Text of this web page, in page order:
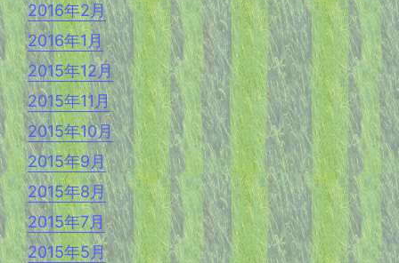
2016年2月
2016年1月
2015年12月
2015年11月
2015年10月
2015年9月
2015年8月
2015年7月
2015年5月